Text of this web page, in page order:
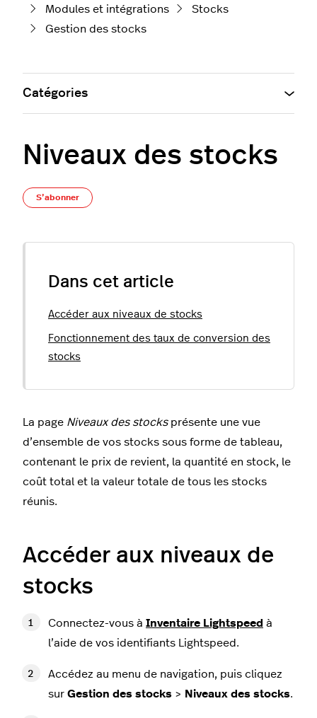
Modules et intégrations
Stocks
Gestion des stocks
Niveaux des stocks
S’abonner
Dans cet article
Accéder aux niveaux de stocks
Fonctionnement des taux de conversion des
stocks
La page Niveaux des stocksprésente une vue
d’ensemble de vos stocks sous forme de tableau,
contenant le prix de revient, la quantité en stock, le
coût total et la valeur totale de tous les stocks
réunis.
Accéder aux niveaux de
stocks
Connectez-vous à Inventaire Lightspeed à
l’aide de vos identifiants Lightspeed.
Accédez au menu de navigation, puis cliquez
sur Gestion des stocks > Niveaux des stocks.
Catégories